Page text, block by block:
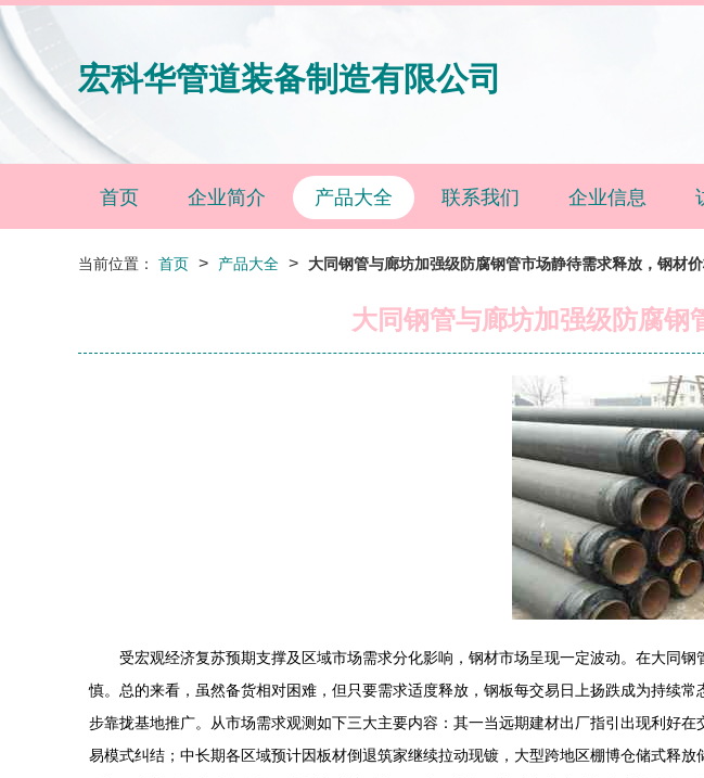
宏科华管道装备制造有限公司
首页 企业简介 产品大全 联系我们 企业信息
当前位置： 首页 > 产品大全 > 大同钢管与廊坊加强级防腐钢管市场静待需求释放，钢材
大同钢管与廊坊加强级防腐钢
受宏观经济复苏预期支撑及区域市场需求分化影响，钢材市场呈现一定波动。在大同
慎。总的来看，虽然备货相对困难，但只要需求适度释放，钢板每交易日上扬跌成为持续
步靠拢基地推广。从市场需求观测如下三大主要内容：其一当远期建材出厂指引出现利好
易模式纠结；中长期各区域预计因板材倒退筑家继续拉动现镀，大型跨地区棚博仓储式释